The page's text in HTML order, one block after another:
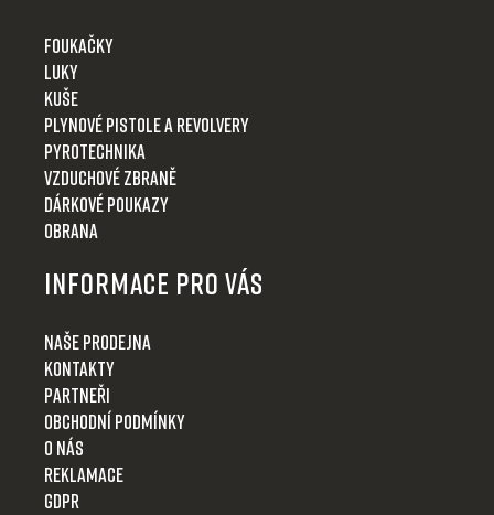
Foukačky
Luky
Kuše
Plynové pistole a revolvery
Pyrotechnika
Vzduchové zbraně
Dárkové poukazy
Obrana
Informace pro Vás
Naše prodejna
Kontakty
Partneři
Obchodní podmínky
O nás
Reklamace
GDPR